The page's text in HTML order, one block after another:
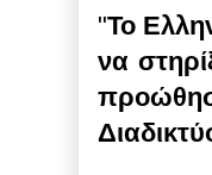
"Το
να